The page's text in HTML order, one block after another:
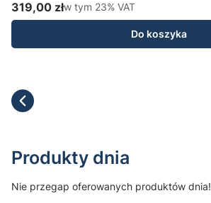
Cena brutto
319,00 złw tym %s VAT
w tym 23% VAT
Do koszyka
Produkty dnia
Nie przegap oferowanych produktów dnia!